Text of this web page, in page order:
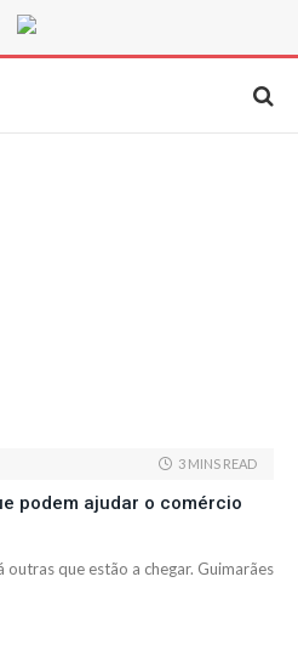
3 MINS READ
podem ajudar o comércio
outras que estão a chegar. Guimarães